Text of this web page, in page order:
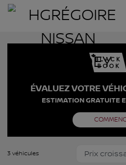
ÉVALUEZ VOTRE
ESTIMATION GRATUITE
3 véhicules